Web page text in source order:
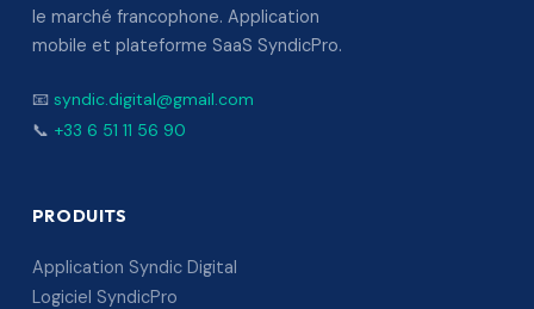
le marché francophone. Application
mobile et plateforme SaaS SyndicPro.
📧 syndic.digital@gmail.com
📞 +33 6 51 11 56 90
PRODUITS
Application Syndic Digital
Logiciel SyndicPro